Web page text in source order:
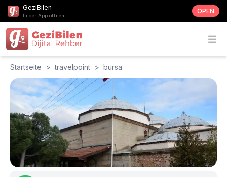
GeziBilen
In der App öffnen
OPEN
Startseite > travelpoint > bursa